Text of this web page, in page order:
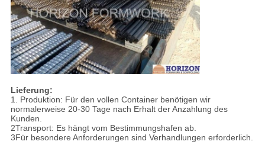
Lieferung:
1. Produktion: Für den vollen Container benötigen wir
normalerweise 20-30 Tage nach Erhalt der Anzahlung des
Kunden.
2Transport: Es hängt vom Bestimmungshafen ab.
3Für besondere Anforderungen sind Verhandlungen erforderlich.